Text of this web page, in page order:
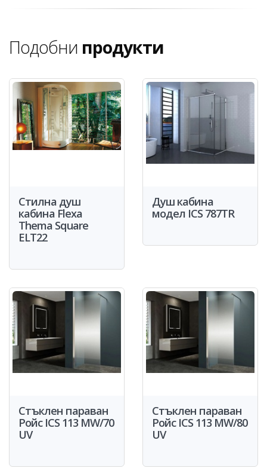
Подобни продукти
Стилна душ
кабина Flexa
Thema Square
ELT22
Душ кабина
модел ICS 787TR
Стъклен параван
Ройс ICS 113 MW/70
UV
Стъклен параван
Ройс ICS 113 MW/80
UV